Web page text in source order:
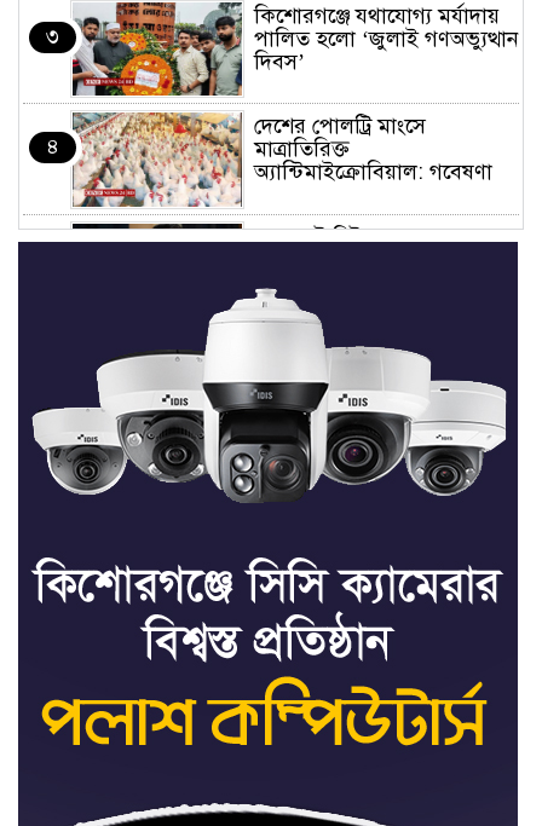
৩
কিশোরগঞ্জে যথাযোগ্য মর্যাদায়
পালিত হলো ‘জুলাই গণঅভ্যুত্থান
দিবস’
৪
দেশের পোলট্রি মাংসে
মাত্রাতিরিক্ত
অ্যান্টিমাইক্রোবিয়াল: গবেষণা
‘ডকুমেন্টারিটা দেখলে মনে হতে
অভ্যুত্থান হয়েছে’
জুলাইয়ের অনুষ্ঠানে তথ্যচিত্র
৭
মাত্র ছয় দিনেই ১ বিলিয়ন ডলার
আয় স্পাইডার-ম্যান: ব্র্যান্ড নিউ
ডে
৮
ধর্ষণের অভিযোগে কনটেন্ট
ক্রিয়েটর রিপন মিয়ার বিরুদ্ধে
মামলা
৯
ধর্ষণের অভিযোগে কনটেন্ট
ক্রিয়েটর রিপন মিয়ার বিরুদ্ধে
মামলা
ছবি নেই, সেটা কোনো